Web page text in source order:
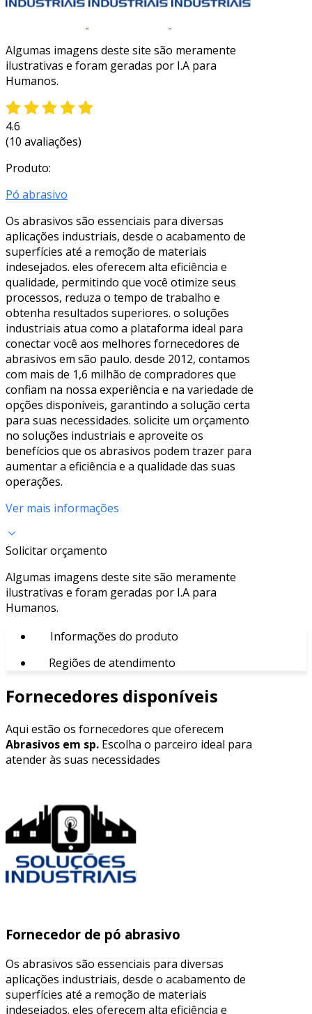
Algumas imagens deste site são meramente
ilustrativas e foram geradas por I.A para
Humanos.
4.6
(10 avaliações)
Produto:
Pó abrasivo
Os abrasivos são essenciais para diversas
aplicações industriais, desde o acabamento de
superfícies até a remoção de materiais
indesejados. eles oferecem alta eficiência e
qualidade, permitindo que você otimize seus
processos, reduza o tempo de trabalho e
obtenha resultados superiores. o soluções
industriais atua como a plataforma ideal para
conectar você aos melhores fornecedores de
abrasivos em são paulo. desde 2012, contamos
com mais de 1,6 milhão de compradores que
confiam na nossa experiência e na variedade de
opções disponíveis, garantindo a solução certa
para suas necessidades. solicite um orçamento
no soluções industriais e aproveite os
benefícios que os abrasivos podem trazer para
aumentar a eficiência e a qualidade das suas
operações.
Ver mais informações
Solicitar orçamento
Algumas imagens deste site são meramente
ilustrativas e foram geradas por I.A para
Humanos.
Informações do produto
Regiões de atendimento
Fornecedores disponíveis
Aqui estão os fornecedores que oferecem
Abrasivos em sp. Escolha o parceiro ideal para
atender às suas necessidades
Fornecedor de pó abrasivo
Os abrasivos são essenciais para diversas
aplicações industriais, desde o acabamento de
superfícies até a remoção de materiais
indesejados. eles oferecem alta eficiência e